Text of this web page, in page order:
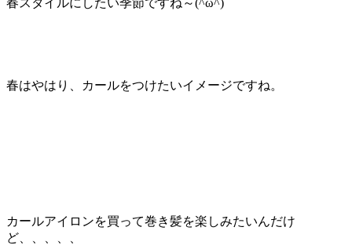
春スタイルにしたい季節ですね～(^ω^)
春はやはり、カールをつけたいイメージですね。
カールアイロンを買って巻き髪を楽しみたいんだけ
ど、、、、、